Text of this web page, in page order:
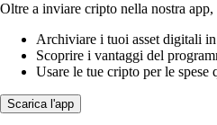
Oltre a inviare cripto nella nostra app,
Archiviare i tuoi asset digitali
Scoprire i vantaggi del
Usare le tue cripto per le spese
Scarica l'app